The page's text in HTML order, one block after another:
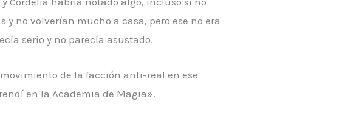
no volverían mucho a casa, pero ese no era
serio y no parecía asustado.
de la facción anti-real en ese
en la Academia de Magia».